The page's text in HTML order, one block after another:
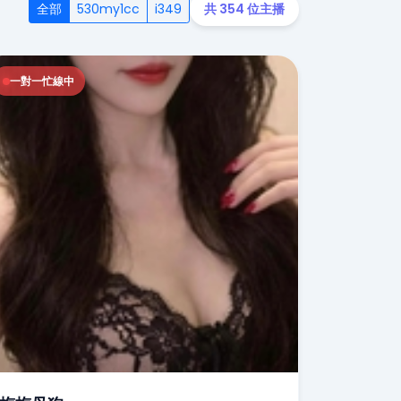
全部 530my1cc i349 共 354 位主播
一對一忙線中